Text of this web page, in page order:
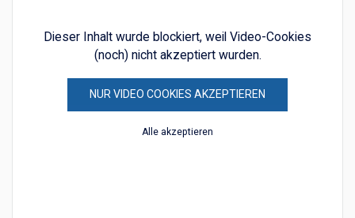
Dieser Inhalt wurde blockiert, weil Video-Cookies
(noch) nicht akzeptiert wurden.
NUR VIDEO COOKIES AKZEPTIEREN
Alle akzeptieren